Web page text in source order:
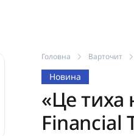
Головна Варточит
Новина
«Це тиха
Financial